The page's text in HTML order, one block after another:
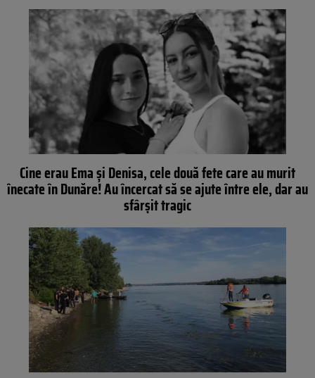
Cine erau Ema şi Denisa, cele două fete care au murit
înecate în Dunăre! Au încercat să se ajute între ele, dar au
sfârşit tragic